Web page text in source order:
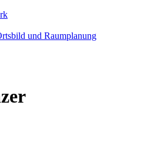
und Raumplanung